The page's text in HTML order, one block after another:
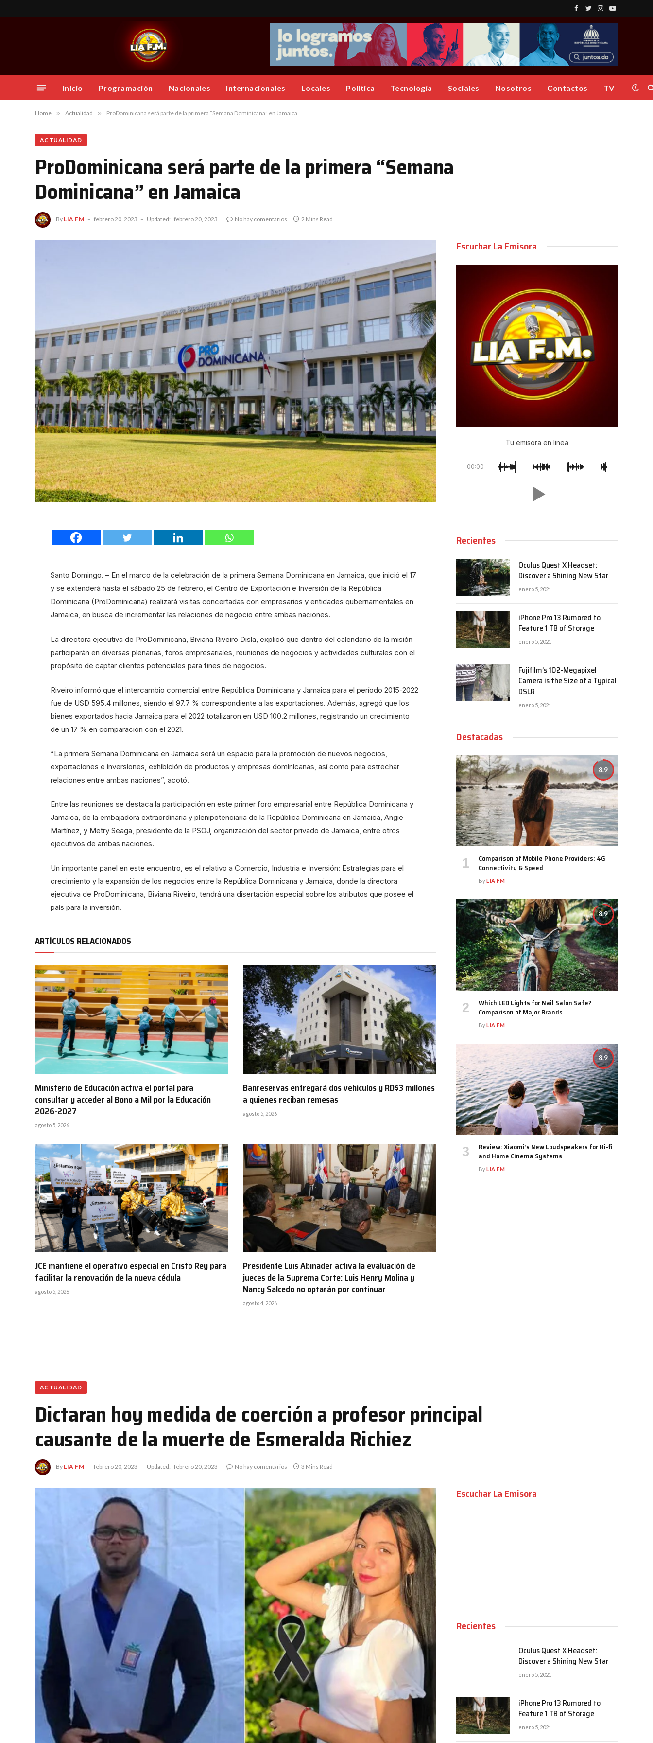
Facebook
TwitterInstagram
YouTube
Inicio Programación Nacionales Internacionales Locales Politica Tecnología Sociales Nosotros Contactos TV
Home » Actualidad » ProDominicana será parte de la primera “Semana Dominicana” en Jamaica
ACTUALIDAD
ProDominicana será parte de la primera “Semana
Dominicana” en Jamaica
By LIA FM febrero 20, 2023 Updated: febrero 20, 2023 No hay comentarios 2 Mins Read
Santo Domingo. – En el marco de la celebración de la primera Semana Dominicana en Jamaica, que inició el 17
y se extenderá hasta el sábado 25 de febrero, el Centro de Exportación e Inversión de la República
Dominicana (ProDominicana) realizará visitas concertadas con empresarios y entidades gubernamentales en
Jamaica, en busca de incrementar las relaciones de negocio entre ambas naciones.
La directora ejecutiva de ProDominicana, Biviana Riveiro Disla, explicó que dentro del calendario de la misión
participarán en diversas plenarias, foros empresariales, reuniones de negocios y actividades culturales con el
propósito de captar clientes potenciales para fines de negocios.
Riveiro informó que el intercambio comercial entre República Dominicana y Jamaica para el período 2015-2022
fue de USD 595.4 millones, siendo el 97.7 % correspondiente a las exportaciones. Además, agregó que los
bienes exportados hacia Jamaica para el 2022 totalizaron en USD 100.2 millones, registrando un crecimiento
de un 17 % en comparación con el 2021.
“La primera Semana Dominicana en Jamaica será un espacio para la promoción de nuevos negocios,
exportaciones e inversiones, exhibición de productos y empresas dominicanas, así como para estrechar
relaciones entre ambas naciones”, acotó.
Entre las reuniones se destaca la participación en este primer foro empresarial entre República Dominicana y
Jamaica, de la embajadora extraordinaria y plenipotenciaria de la República Dominicana en Jamaica, Angie
Martínez, y Metry Seaga, presidente de la PSOJ, organización del sector privado de Jamaica, entre otros
ejecutivos de ambas naciones.
Un importante panel en este encuentro, es el relativo a Comercio, Industria e Inversión: Estrategias para el
crecimiento y la expansión de los negocios entre la República Dominicana y Jamaica, donde la directora
ejecutiva de ProDominicana, Biviana Riveiro, tendrá una disertación especial sobre los atributos que posee el
país para la inversión.
ARTÍCULOS RELACIONADOS
Ministerio de Educación activa el portal para
consultar y acceder al Bono a Mil por la Educación
2026-2027
agosto 5, 2026
Banreservas entregará dos vehículos y RD$3 millones
a quienes reciban remesas
agosto 5, 2026
JCE mantiene el operativo especial en Cristo Rey para
facilitar la renovación de la nueva cédula
agosto 5, 2026
Presidente Luis Abinader activa la evaluación de
jueces de la Suprema Corte; Luis Henry Molina y
Nancy Salcedo no optarán por continuar
agosto 4, 2026
Escuchar La Emisora
Tu emisora en linea
00:00
Recientes
Oculus Quest X Headset:
Discover a Shining New Star
enero 5, 2021
iPhone Pro 13 Rumored to
Feature 1 TB of Storage
enero 5, 2021
Fujifilm’s 102-Megapixel
Camera is the Size of a Typical
DSLR
enero 5, 2021
Destacadas
8.9
Comparison of Mobile Phone Providers: 4G
Connectivity & Speed
ByLIA FM
8.9
Which LED Lights for Nail Salon Safe?
Comparison of Major Brands
ByLIA FM
8.9
Review: Xiaomi’s New Loudspeakers for Hi-fi
and Home Cinema Systems
ByLIA FM
ACTUALIDAD
Dictaran hoy medida de coerción a profesor principal
causante de la muerte de Esmeralda Richiez
By LIA FM febrero 20, 2023 Updated: febrero 20, 2023 No hay comentarios 3 Mins Read
Escuchar La Emisora
Recientes
Oculus Quest X Headset:
Discover a Shining New Star
enero 5, 2021
iPhone Pro 13 Rumored to
Feature 1 TB of Storage
enero 5, 2021